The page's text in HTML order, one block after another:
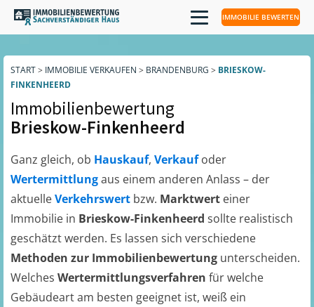
IMMOBILIE BEWERTEN
START> IMMOBILIE VERKAUFEN > BRANDENBURG > BRIESKOW-
FINKENHEERD
Immobilienbewertung
Brieskow-Finkenheerd
Ganz gleich, ob Hauskauf, Verkaufoder
Wertermittlungaus einem anderen Anlass – der
aktuelleVerkehrswert bzw. Marktwert einer
Immobilie in Brieskow-Finkenheerd sollte realistisch
geschätzt werden. Es lassen sich verschiedene
Methoden zur Immobilienbewertung unterscheiden.
Welches Wertermittlungsverfahren für welche
Gebäudeart am besten geeignet ist, weiß ein